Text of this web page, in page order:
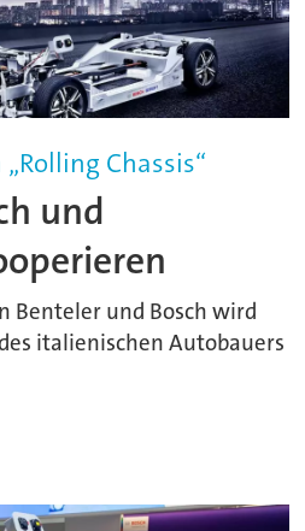
Chassis“
und
Benteler und Bosch wird
italienischen Autobauers